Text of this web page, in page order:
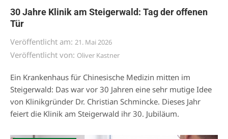
30 Jahre Klinik am Steigerwald: Tag der offenen
Tür
Veröffentlicht am: 21. Mai 2026
Veröffentlicht von: Oliver Kastner
Ein Krankenhaus für Chinesische Medizin mitten im
Steigerwald: Das war vor 30 Jahren eine sehr mutige Idee
von Klinikgründer Dr. Christian Schmincke. Dieses Jahr
feiert die Klinik am Steigerwald ihr 30. Jubiläum.